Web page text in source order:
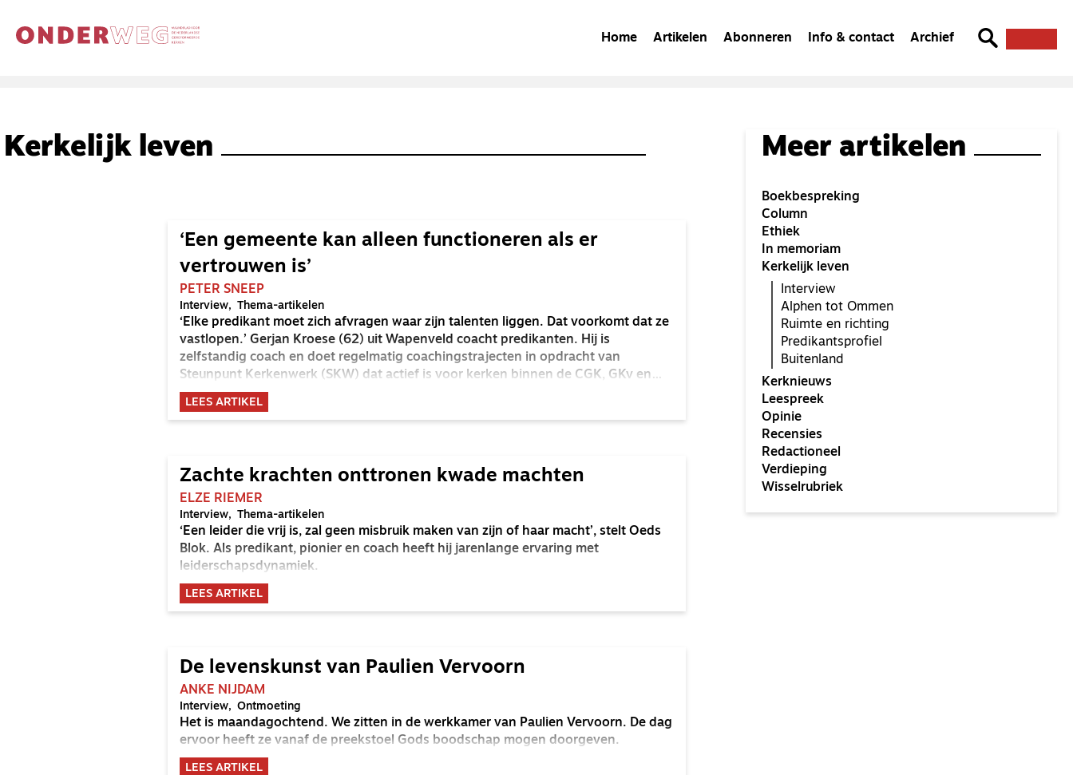
Home Artikelen Abonneren Info & contact Archief
Kerkelijk leven
‘Een gemeente kan alleen functioneren als er
vertrouwen is’
PETER SNEEP
Interview Thema-artikelen
‘Elke predikant moet zich afvragen waar zijn talenten liggen. Dat voorkomt dat ze
vastlopen.’ Gerjan Kroese (62) uit Wapenveld coacht predikanten. Hij is
zelfstandig coach en doet regelmatig coachingstrajecten in opdracht van
Steunpunt Kerkenwerk (SKW) dat actief is voor kerken binnen de CGK, GKv en
NGK.
LEES ARTIKEL
Zachte krachten onttronen kwade machten
ELZE RIEMER
Interview Thema-artikelen
‘Een leider die vrij is, zal geen misbruik maken van zijn of haar macht’, stelt Oeds
Blok. Als predikant, pionier en coach heeft hij jarenlange ervaring met
leiderschapsdynamiek.
LEES ARTIKEL
De levenskunst van Paulien Vervoorn
ANKE NIJDAM
Interview Ontmoeting
Het is maandagochtend. We zitten in de werkkamer van Paulien Vervoorn. De dag
ervoor heeft ze vanaf de preekstoel Gods boodschap mogen doorgeven.
LEES ARTIKEL
Meer artikelen
Boekbespreking
Column
Ethiek
In memoriam
Kerkelijk leven
Interview
Alphen tot Ommen
Ruimte en richting
Predikantsprofiel
Buitenland
Kerknieuws
Leespreek
Opinie
Recensies
Redactioneel
Verdieping
Wisselrubriek